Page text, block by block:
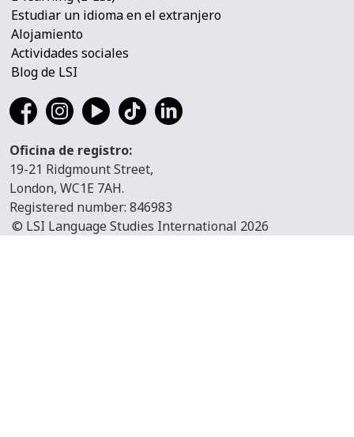
Estudiar un idioma en el extranjero
Alojamiento
Actividades sociales
Blog de LSI
Oficina de registro:
19-21 Ridgmount Street,
London, WC1E 7AH.
Registered number: 846983
© LSI Language Studies International 2026